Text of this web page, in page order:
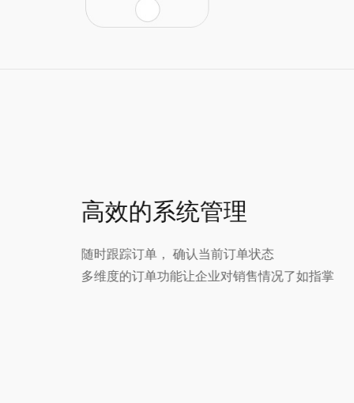
高效的系统管理
随时跟踪订单， 确认当前订单状态
多维度的订单功能让企业对销售情况了如指掌